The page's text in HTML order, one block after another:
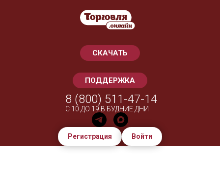
СКАЧАТЬ
ПОДДЕРЖКА
8 (800) 511-47-14
С 10 ДО 19 В БУДНИЕ ДНИ
Регистрация Войти